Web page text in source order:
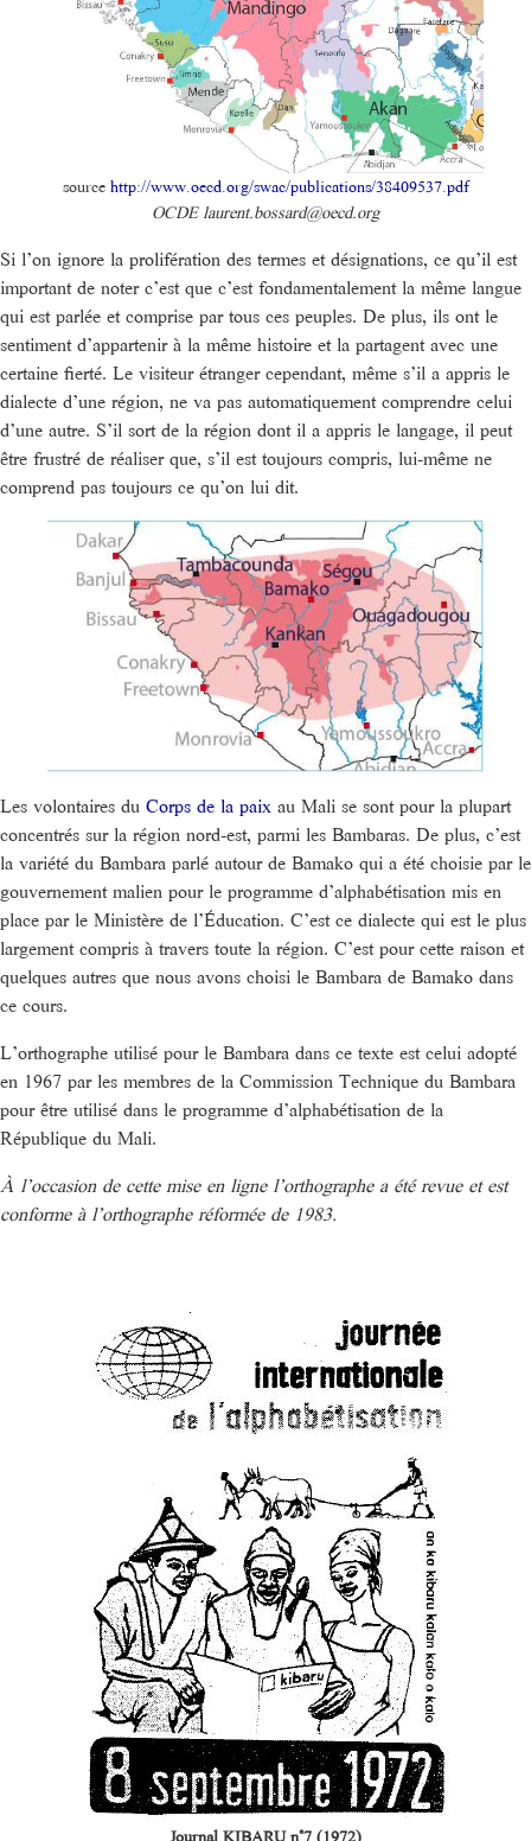
sourcehttp://www.oecd.org/swac/publications/38409537.pdf
OCDE laurent.bossard@oecd.org
Si l’on ignore la prolifération des termes et désignations, ce qu’il est
important de noter c’est que c’est fondamentalement la même langue
qui est parlée et comprise par tous ces peuples. De plus, ils ont le
sentiment d’appartenir à la même histoire et la partagent avec une
certaine fierté. Le visiteur étranger cependant, même s’il a appris le
dialecte d’une région, ne va pas automatiquement comprendre celui
d’une autre. S’il sort de la région dont il a appris le langage, il peut
être frustré de réaliser que, s’il est toujours compris, lui-même ne
comprend pas toujours ce qu’on lui dit.
Les volontaires du Corps de la paix au Mali se sont pour la plupart
concentrés sur la région nord-est, parmi les Bambaras. De plus, c’est
la variété du Bambara parlé autour de Bamako qui a été choisie par le
gouvernement malien pour le programme d’alphabétisation mis en
place par le Ministère de l’Éducation. C’est ce dialecte qui est le plus
largement compris à travers toute la région. C’est pour cette raison et
quelques autres que nous avons choisi le Bambara de Bamako dans
ce cours.
L’orthographe utilisé pour le Bambara dans ce texte est celui adopté
en 1967 par les membres de la Commission Technique du Bambara
pour être utilisé dans le programme d’alphabétisation de la
République du Mali.
À l’occasion de cette mise en ligne l’orthographe a été revue et est
conforme à l’orthographe réformée de 1983.